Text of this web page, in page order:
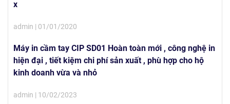
x
admin | 01/01/2020
Máy in cầm tay CIP SD01 Hoàn toàn mới , công nghệ in
hiện đại , tiết kiệm chi phí sản xuất , phù hợp cho hộ
kinh doanh vừa và nhỏ
admin | 10/02/2023